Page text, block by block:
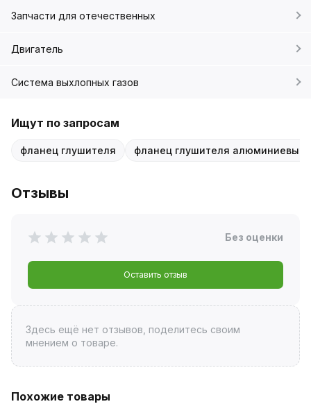
Запчасти для отечественных
Двигатель
Система выхлопных газов
Ищут по запросам
фланец глушителя фланец глушителя алюминиевый
Отзывы
Без оценки
Оставить отзыв
Здесь ещё нет отзывов, поделитесь своим
мнением о товаре.
Похожие товары